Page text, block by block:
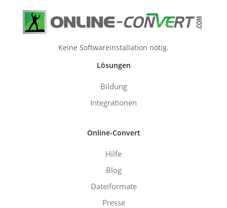
Keine Softwareinstallation nötig.
Lösungen
Bildung
Integrationen
Online-Convert
Hilfe
Blog
Dateiformate
Presse